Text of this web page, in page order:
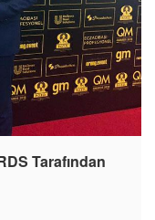
Tarafından